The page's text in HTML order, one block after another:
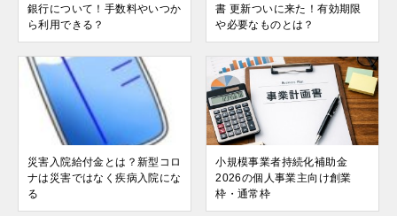
銀行について！手数料やいつか
ら利用できる？
書 更新ついに来た！有効期限
や必要なものとは？
災害入院給付金とは？新型コロ
ナは災害ではなく疾病入院にな
る
小規模事業者持続化補助金
2026の個人事業主向け創業
枠・通常枠